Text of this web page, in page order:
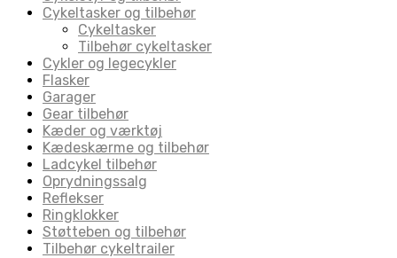
Cykeltasker og tilbehør
Cykeltasker
Tilbehør cykeltasker
Cykler og legecykler
Flasker
Garager
Gear tilbehør
Kæder og værktøj
Kædeskærme og tilbehør
Ladcykel tilbehør
Oprydningssalg
Reflekser
Ringklokker
Støtteben og tilbehør
Tilbehør cykeltrailer